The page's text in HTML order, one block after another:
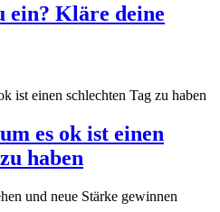
ein? Kläre deine
es ok ist einen
haben